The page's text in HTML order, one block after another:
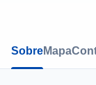
SobreMapa